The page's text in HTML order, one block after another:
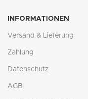
INFORMATIONEN
Versand & Lieferung
Zahlung
Datenschutz
AGB